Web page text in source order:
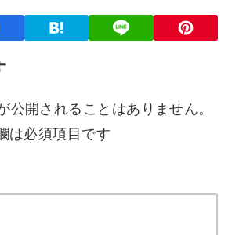
公開されることはありません。
は必須項目です